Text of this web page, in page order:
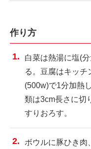
作り方
白菜は熱湯に塩(
る。豆腐はキッチ
(500w)で1分加熱
類は3cm長さに切
すりおろす。
ボウルに豚ひき肉